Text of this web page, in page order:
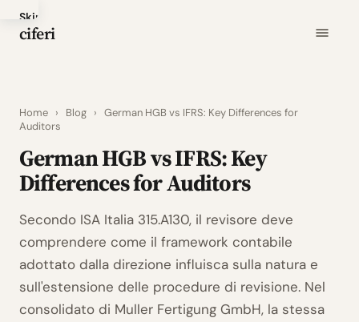
Skip
to
ciferi
Home › Blog › German HGB vs IFRS: Key Differences for
Auditors
German HGB vs IFRS: Key
Differences for Auditors
Secondo ISA Italia 315.A130, il revisore deve
comprendere come il framework contabile
adottato dalla direzione influisca sulla natura e
sull'estensione delle procedure di revisione. Nel
consolidato di Muller Fertigung GmbH, la stessa